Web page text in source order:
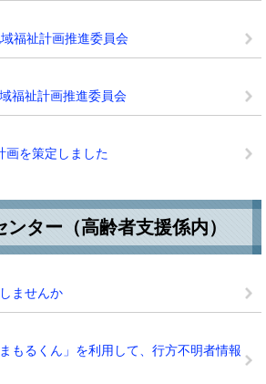
福祉計画推進委員会
福祉計画推進委員会
画を策定しました
ター（高齢者支援係内）
ませんか
もるくん」を利用して、行方不明者情報